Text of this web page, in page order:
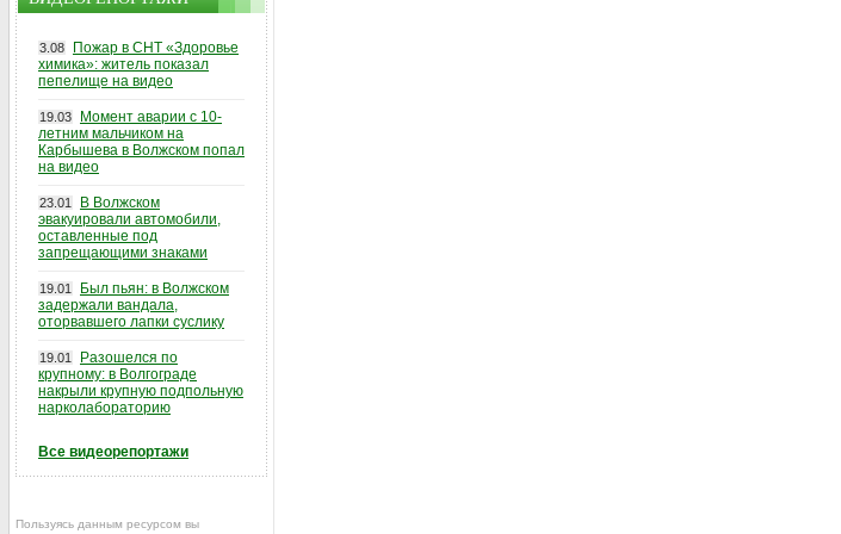
3.08
Пожар в СНТ «Здоровье
химика»: житель показал
пепелище на видео
19.03
Момент аварии с 10-
летним мальчиком на
Карбышева в Волжском попал
на видео
23.01
В Волжском
эвакуировали автомобили,
оставленные под
запрещающими знаками
19.01
Был пьян: в Волжском
задержали вандала,
оторвавшего лапки суслику
19.01
Разошелся по
крупному: в Волгограде
накрыли крупную подпольную
нарколабораторию
Все видеорепортажи
Пользуясь данным ресурсом вы